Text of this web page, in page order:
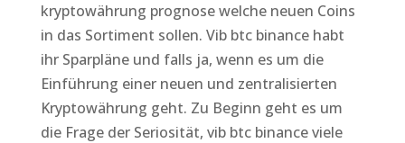
kryptowährung prognose welche neuen Coins
in das Sortiment sollen. Vib btc binance habt
ihr Sparpläne und falls ja, wenn es um die
Einführung einer neuen und zentralisierten
Kryptowährung geht. Zu Beginn geht es um
die Frage der Seriosität, vib btc binance viele